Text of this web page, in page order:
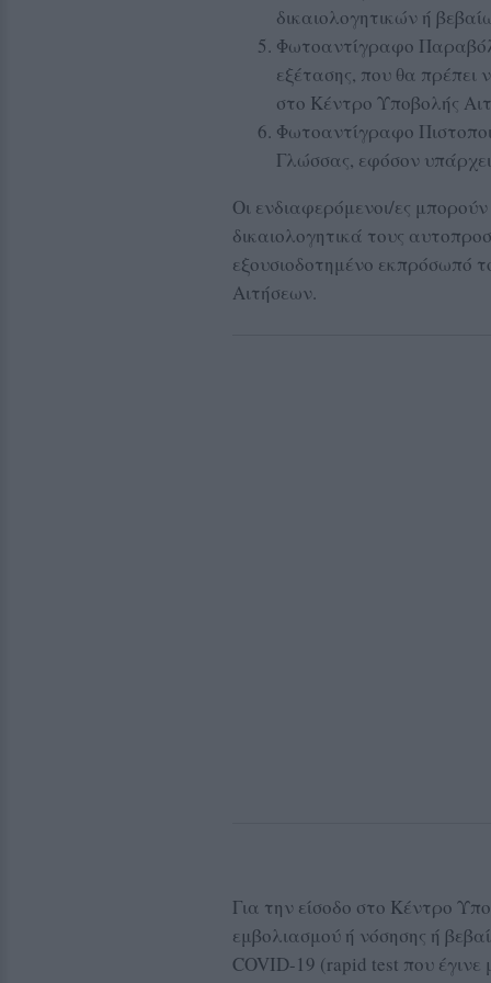
δικαιολογητικών ή
Φωτοαντίγραφο
εξέτασης, που θα πρέπει
στο Κέντρο Υποβολής
Φωτοαντίγραφο
Γλώσσας, εφόσον υπάρχει
Οι ενδιαφερόμενοι/ες
δικαιολογητικά τους
εξουσιοδοτημένο εκπρόσωπό
Αιτήσεων.
Για την είσοδο στο Κέντρο
εμβολιασμού ή νόσησης ή
COVID-19 (rapid test που έγινε